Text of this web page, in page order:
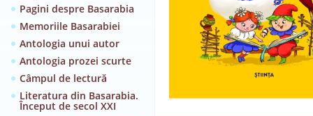
Pagini despre Basarabia
Memoriile Basarabiei
Antologia unui autor
Antologia prozei scurte
Câmpul de lectură
Literatura din Basarabia.
Început de secol XXI